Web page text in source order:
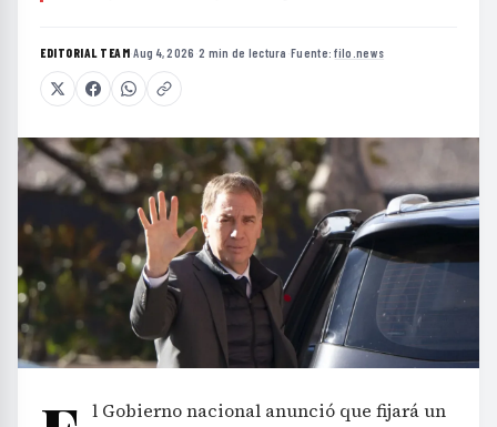
EDITORIAL TEAM·Aug 4, 2026 ·2 min de lectura ·Fuente:filo.news
l Gobierno nacional anunció que fijará un